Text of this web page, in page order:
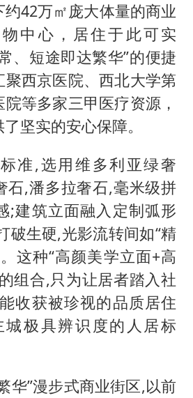
42万㎡庞大体量的商业
中心，居住于此可实
、短途即达繁华”的便捷
西京医院、西北大学第
等多家三甲医疗资源，
坚实的安心保障。
准,选用维多利亚绿奢
石,潘多拉奢石,毫米级拼
;建筑立面融入定制弧形
破生硬,光影流转间如“精
这种“高颜美学立面+高
组合,只为让居者踏入社
收获被珍视的品质居住
极具辨识度的人居标
华”漫步式商业街区,以前